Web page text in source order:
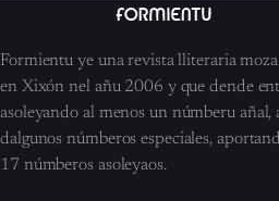
Formientu ye una revista lliteraria
en Xixón nel añu 2006 y que dende
asoleyando al menos un númberu añal,
dalgunos númberos especiales,
17 númberos asoleyaos.